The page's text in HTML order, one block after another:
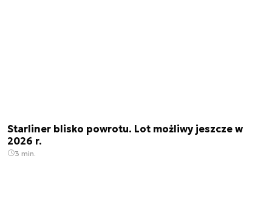
Starliner blisko powrotu. Lot możliwy jeszcze w
2026 r.
3 min.